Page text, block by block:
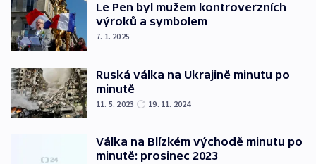
Le Pen byl mužem kontroverzních
výroků a symbolem
7. 1. 2025
Ruská válka na Ukrajině minutu po
minutě
11. 5. 2023 19. 11. 2024
Válka na Blízkém východě minutu po
minutě: prosinec 2023